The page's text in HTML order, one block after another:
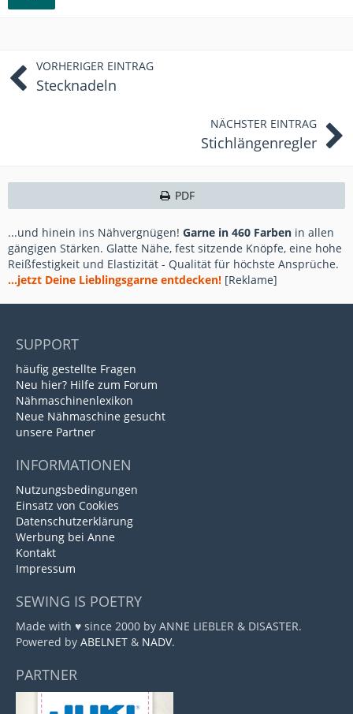
VORHERIGER EINTRAG
Stecknadeln
NÄCHSTER EINTRAG
Stichlängenregler
PDF
...und hinein ins Nähvergnügen! Garne in 460 Farben in allen
gängigen Stärken. Glatte Nähe, fest sitzende Knöpfe, eine hohe
Reißfestigkeit und Elastizität - Qualität für höchste Ansprüche.
...jetzt Deine Lieblingsgarne entdecken! [Reklame]
SUPPORT
häufig gestellte Fragen
Neu hier? Hilfe zum Forum
Nähmaschinenlexikon
Neue Nähmaschine gesucht
unsere Partner
INFORMATIONEN
Nutzungsbedingungen
Einsatz von Cookies
Datenschutzerklärung
Werbung bei Anne
Kontakt
Impressum
SEWING IS POETRY
Made with ♥ since 2000 by ANNE LIEBLER & DISASTER.
Powered by ABELNET & NADV.
PARTNER